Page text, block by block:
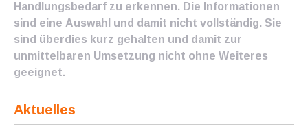
Handlungsbedarf zu erkennen. Die Informationen
sind eine Auswahl und damit nicht vollständig. Sie
sind überdies kurz gehalten und damit zur
unmittelbaren Umsetzung nicht ohne Weiteres
geeignet.
Aktuelles